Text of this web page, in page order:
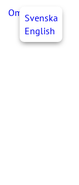
OmaJHLSvenska
English